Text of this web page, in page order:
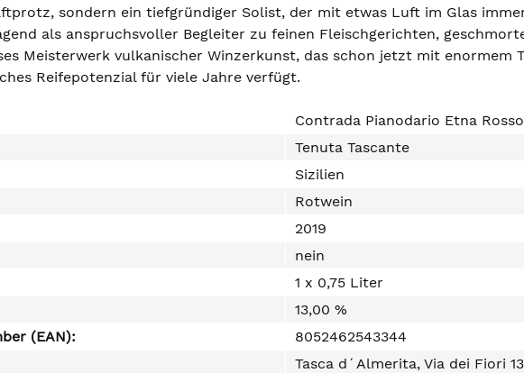
sondern ein tiefgründiger Solist, der mit etwas Luft im Glas
als anspruchsvoller Begleiter zu feinen Fleischgerichten,
Meisterwerk vulkanischer Winzerkunst, das schon jetzt mit enormem
Reifepotenzial für viele Jahre verfügt.
Contrada Pianodario Etna
Tenuta Tascante
Sizilien
Rotwein
2019
nein
1 x 0,75 Liter
13,00 %
(EAN):
8052462543344
Tasca d´Almerita, Via dei Fiori